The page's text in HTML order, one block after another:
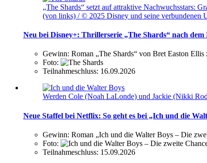
„The Shards“ setzt auf attraktive Nachwuchsstars:
(von links) / © 2025 Disney und seine verbundenen
Neu bei Disney+: Thrillerserie „The Shards“ nach
Gewinn: Roman „The Shards“ von Bret Easton Ellis
Foto:
Teilnahmeschluss: 16.09.2026
Werden Cole (Noah LaLonde) und Jackie (Nikki
Neue Staffel bei Netflix: So geht es bei „Ich und die
Gewinn: Roman „Ich und die Walter Boys – Die
Foto:
Teilnahmeschluss: 15.09.2026